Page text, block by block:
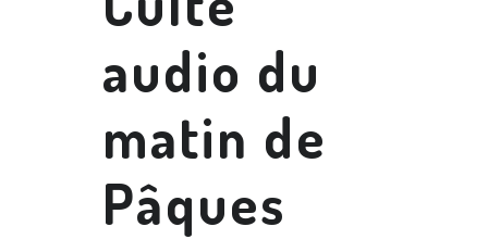
audio du
matin de
Pâques